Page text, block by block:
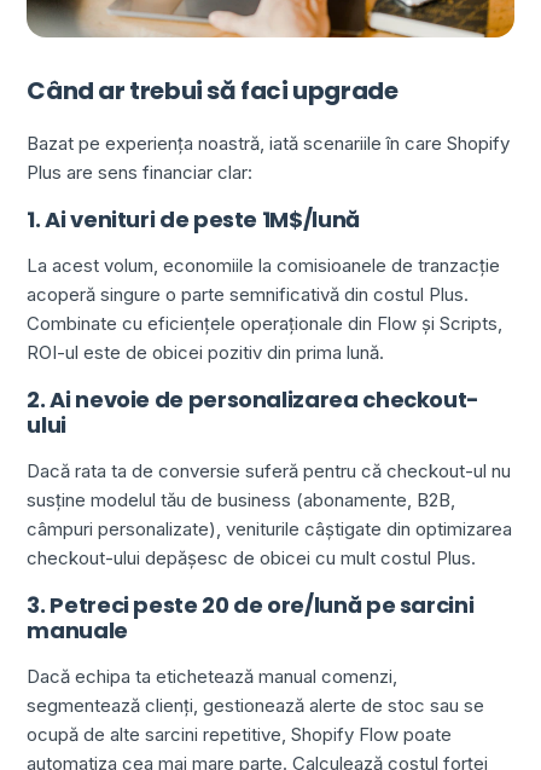
Când ar trebui să faci upgrade
Bazat pe experiența noastră, iată scenariile în care Shopify
Plus are sens financiar clar:
1. Ai venituri de peste 1M$/lună
La acest volum, economiile la comisioanele de tranzacție
acoperă singure o parte semnificativă din costul Plus.
Combinate cu eficiențele operaționale din Flow și Scripts,
ROI-ul este de obicei pozitiv din prima lună.
2. Ai nevoie de personalizarea checkout-
ului
Dacă rata ta de conversie suferă pentru că checkout-ul nu
susține modelul tău de business (abonamente, B2B,
câmpuri personalizate), veniturile câștigate din optimizarea
checkout-ului depășesc de obicei cu mult costul Plus.
3. Petreci peste 20 de ore/lună pe sarcini
manuale
Dacă echipa ta etichetează manual comenzi,
segmentează clienți, gestionează alerte de stoc sau se
ocupă de alte sarcini repetitive, Shopify Flow poate
automatiza cea mai mare parte. Calculează costul forței